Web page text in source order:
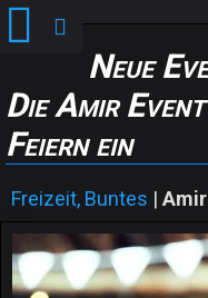
Neue
Die Amir
Feiern ein
Freizeit, Buntes |